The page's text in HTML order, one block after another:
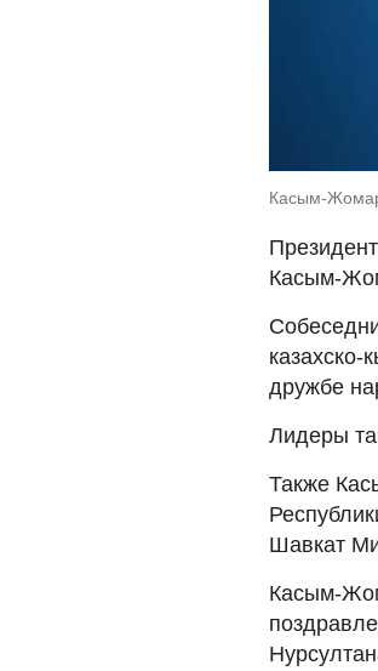
Касым-
Касым-
дружбе
Лидеры
Также
Шавкат
Касым-